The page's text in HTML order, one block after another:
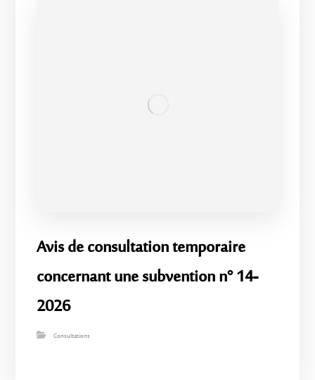
Avis de consultation temporaire
concernant une subvention n° 14-
2026
Consultations